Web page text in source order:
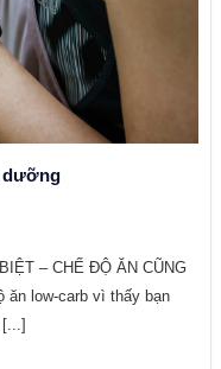
dưỡng
– CHẾ ĐỘ ĂN CŨNG
ăn low-carb vì thấy bạn